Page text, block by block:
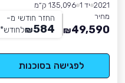
2021 יד 1
135,096 ק״מ
מחיר
49,590
₪
החזר חודשי מ-
584
₪לחודש*
לפגישה בסוכנות